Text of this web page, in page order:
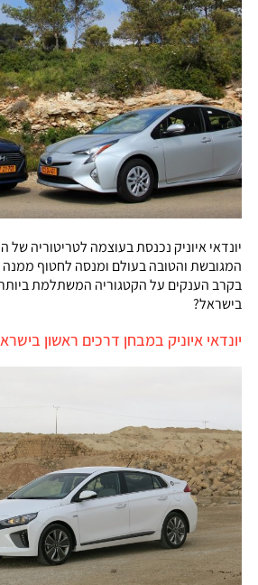
יונדאי איוניק נכנסת בעוצמה לטריטוריה של
המגובשת והטובה בעולם ומנסה לחטוף ממנה
בקרב הענקים על הקטגוריה המשתלמת ביותר
בישראל?
יונדאי איוניק במבחן דרכים ראשון בישראל